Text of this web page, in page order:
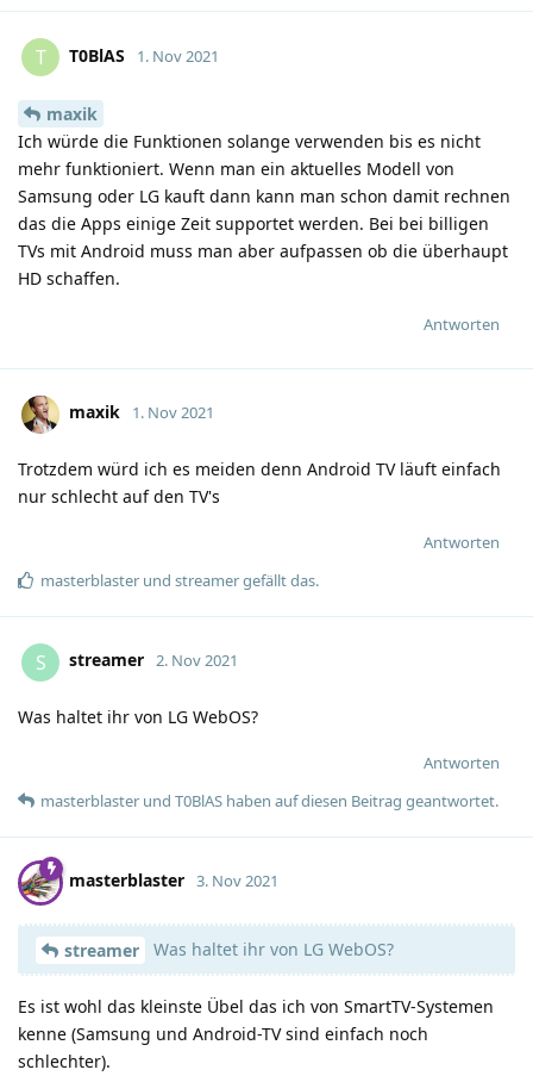
T T0BlAS 1. Nov 2021
maxik
Ich würde die Funktionen solange verwenden bis es nicht
mehr funktioniert. Wenn man ein aktuelles Modell von
Samsung oder LG kauft dann kann man schon damit rechnen
das die Apps einige Zeit supportet werden. Bei bei billigen
TVs mit Android muss man aber aufpassen ob die überhaupt
HD schaffen.
Antworten
maxik 1. Nov 2021
Trotzdem würd ich es meiden denn Android TV läuft einfach
nur schlecht auf den TV's
Antworten
masterblaster und streamergefällt das.
S streamer 2. Nov 2021
Was haltet ihr von LG WebOS?
Antworten
masterblaster und T0BlAS haben auf diesen Beitrag geantwortet.
masterblaster 3. Nov 2021
streamer Was haltet ihr von LG WebOS?
Es ist wohl das kleinste Übel das ich von SmartTV-Systemen
kenne (Samsung und Android-TV sind einfach noch
schlechter).